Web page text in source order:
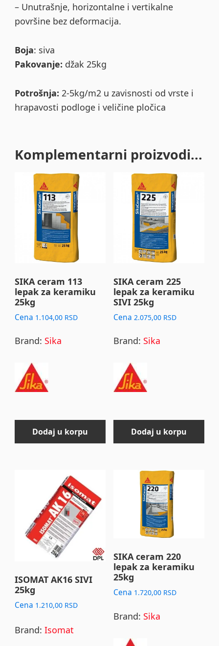
– Unutrašnje, horizontalne i vertikalne
površine bez deformacija.
Boja: siva
Pakovanje: džak 25kg
Potrošnja: 2-5kg/m2 u zavisnosti od vrste i
hrapavosti podloge i veličine pločica
Komplementarni proizvodi...
SIKA ceram 113
lepak za keramiku
25kg
Cena 1.104,00 RSD
Brand: Sika
Dodaj u korpu
SIKA ceram 225
lepak za keramiku
SIVI 25kg
Cena 2.075,00 RSD
Brand: Sika
Dodaj u korpu
ISOMAT AK16 SIVI
25kg
Cena 1.210,00 RSD
Brand: Isomat
SIKA ceram 220
lepak za keramiku
25kg
Cena 1.720,00 RSD
Brand: Sika